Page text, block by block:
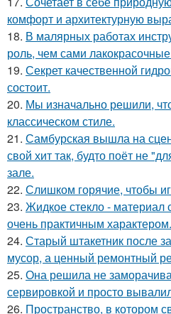
комфорт и архитектурную
18. В малярных работах
роль, чем сами
19. Секрет качественной
состоит.
20. Мы изначально решили,
классическом стиле.
21. Самбурская вышла на
свой хит так, будто поёт не
зале.
22. Слишком горячие, чтобы
23. Жидкое стекло - материал
очень практичным характером.
24. Старый штакетник после
мусор, а ценный ремонтный
25. Она решила не
сервировкой и просто
26. Пространство, в котором